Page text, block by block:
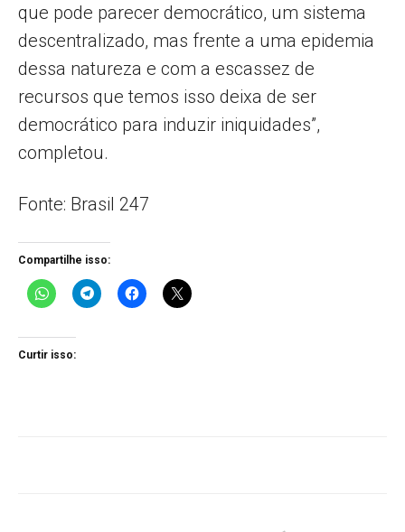
que pode parecer democrático, um sistema
descentralizado, mas frente a uma epidemia
dessa natureza e com a escassez de
recursos que temos isso deixa de ser
democrático para induzir iniquidades”,
completou.
Fonte: Brasil 247
Compartilhe isso:
Curtir isso: